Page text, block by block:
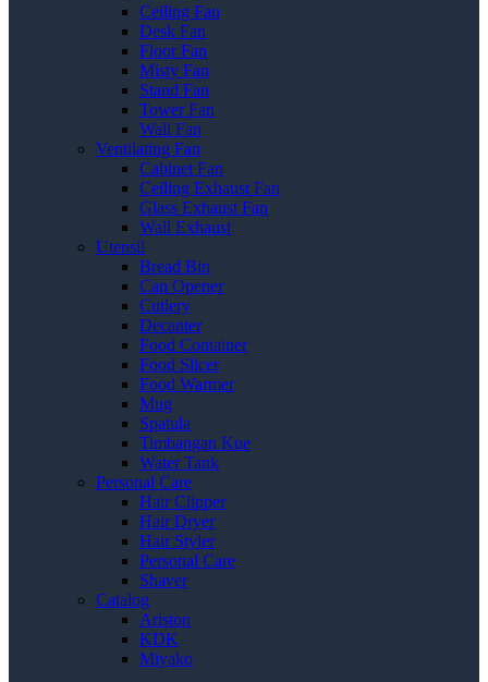
Ceiling Fan
Desk Fan
Floor Fan
Misty Fan
Stand Fan
Tower Fan
Wall Fan
Ventilating Fan
Cabinet Fan
Ceiling Exhaust Fan
Glass Exhaust Fan
Wall Exhaust
Utensil
Bread Bin
Can Opener
Cutlery
Decanter
Food Container
Food Slicer
Food Warmer
Mug
Spatula
Timbangan Kue
Water Tank
Personal Care
Hair Clipper
Hair Dryer
Hair Styler
Personal Care
Shaver
Catalog
Ariston
KDK
Miyako